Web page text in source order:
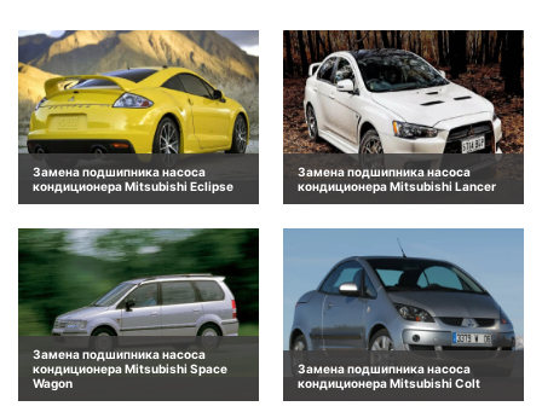
Замена подшипника насоса
кондиционера Mitsubishi Eclipse
Замена подшипника насоса
кондиционера Mitsubishi Lancer
Замена подшипника насоса
кондиционера Mitsubishi Space
Wagon
Замена подшипника насоса
кондиционера Mitsubishi Colt